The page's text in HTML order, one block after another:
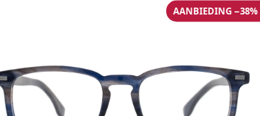
AANBIEDING −38%